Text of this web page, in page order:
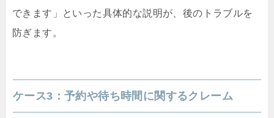
できます」といった具体的な説明が、後のトラブルを
防ぎます。
ケース3：予約や待ち時間に関するクレーム